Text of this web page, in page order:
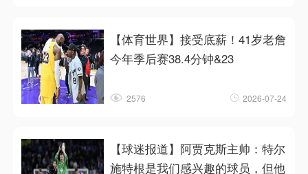
【体育世界】接受底薪！41岁老詹
今年季后赛38.4分钟&23
2576 2026-07-24
【球迷报道】阿贾克斯主帅：特尔
施特根是我们感兴趣的球员，但他